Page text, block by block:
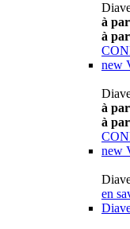
à
à
new
à
à
new
en